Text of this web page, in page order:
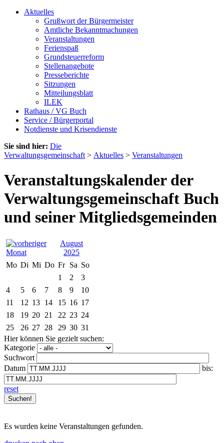
Aktuelles
Grußwort der Bürgermeister
Amtliche Bekanntmachungen
Veranstaltungen
Ferienspaß
Grundsteuerreform
Stellenangebote
Presseberichte
Sitzungen
Mitteilungsblatt
ILEK
Rathaus / VG Buch
Service / Bürgerportal
Notdienste und Krisendienste
Sie sind hier: Die
Verwaltungsgemeinschaft > Aktuelles > Veranstaltungen
Veranstaltungskalender der
Verwaltungsgemeinschaft Buch
und seiner Mitgliedsgemeinden
August
2025
Mo Di Mi Do Fr Sa So
1
2
3
4
5 6 7 8 9
10
11
12 13 14 15 16 17
18
19 20 21 22 23 24
25
26 27 28 29 30 31
Hier können Sie gezielt suchen:
Kategorie
Suchwort
Datum
bis:
reset
Es wurden keine Veranstaltungen gefunden.